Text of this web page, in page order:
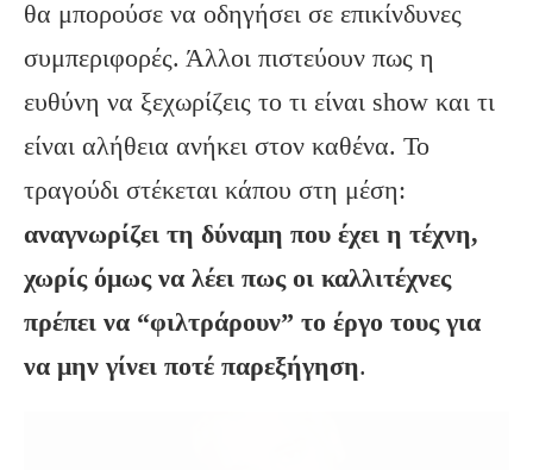
θα μπορούσε να οδηγήσει σε επικίνδυνες
συμπεριφορές. Άλλοι πιστεύουν πως η
ευθύνη να ξεχωρίζεις το τι είναι show και τι
είναι αλήθεια ανήκει στον καθένα. Το
τραγούδι στέκεται κάπου στη μέση:
αναγνωρίζει τη δύναμη που έχει η τέχνη,
χωρίς όμως να λέει πως οι καλλιτέχνες
πρέπει να “φιλτράρουν” το έργο τους για
να μην γίνει ποτέ παρεξήγηση.